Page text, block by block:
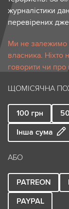
журналістики
перевірених
Ми не залежимо
власника. Ніхто
говорити чи
ЩОМІСЯЧНА
100 грн
Інша сума
АБО
PATREON
PAYPAL